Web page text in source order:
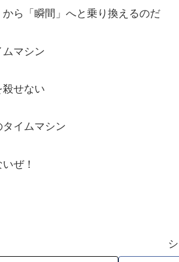
から「瞬間」へと乗り換えるのだ
マシン
殺せない
イムマシン
ぜ！